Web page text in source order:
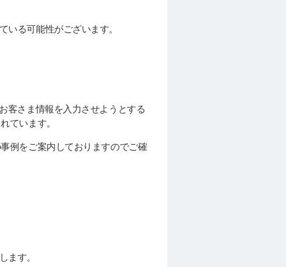
いる可能性がございます。
客さま情報を入力させようとする
ています。
例をご案内しておりますのでご確
ます。